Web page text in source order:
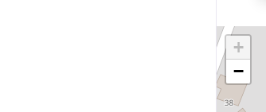
+
−